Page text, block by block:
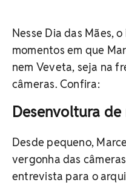
Nesse Dia das Mães, o
momentos em que
nem Veveta, seja na
câmeras. Confira:
Desenvoltura de
Desde pequeno,
vergonha das
entrevista para o